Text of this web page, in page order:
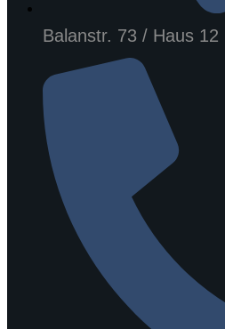
Balanstr. 73 / Haus